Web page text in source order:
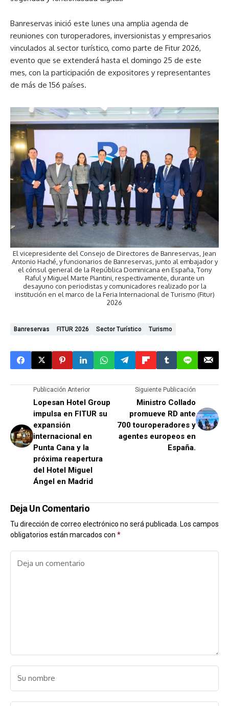
Banreservas inició este lunes una amplia agenda de
reuniones con turoperadores, inversionistas y empresarios
vinculados al sector turístico, como parte de Fitur 2026,
evento que se extenderá hasta el domingo 25 de este
mes, con la participación de expositores y representantes
de más de 156 países.
El vicepresidente del Consejo de Directores de Banreservas, Jean
Antonio Haché, y funcionarios de Banreservas, junto al embajador y
el cónsul general de la República Dominicana en España, Tony
Raful y Miguel Marte Piantini, respectivamente, durante un
desayuno con periodistas y comunicadores realizado por la
institución en el marco de la Feria Internacional de Turismo (Fitur)
2026
Banreservas FITUR 2026 Sector Turístico Turismo
Publicación Anterior
Lopesan Hotel Group
impulsa en FITUR su
expansión
internacional en
Punta Cana y la
próxima reapertura
del Hotel Miguel
Ángel en Madrid
Siguiente Publicación
Ministro Collado
promueve RD ante
700 touroperadores y
agentes europeos en
España.
Deja Un Comentario
Tu dirección de correo electrónico no será publicada. Los campos
obligatorios están marcados con *